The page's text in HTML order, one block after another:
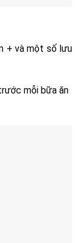
+ và một số lưu
mỗi bữa ăn